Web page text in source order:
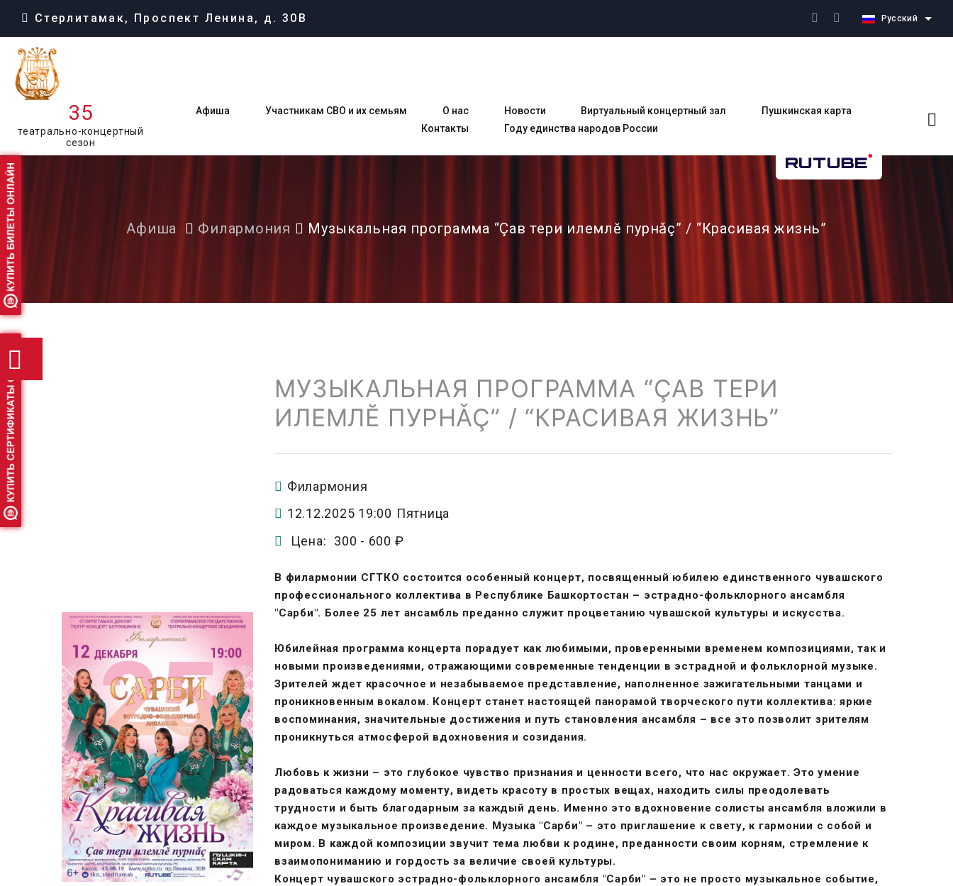
для
слабовидящих
Стерлитамак, Проспект Ленина, д. 30В Русский
35
театрально-концертный
сезон
Афиша Участникам СВО и их семьям О нас Новости Виртуальный концертный зал
Пушкинская карта
Контакты
Году единства народов России
Афиша Филармония Музыкальная программа “Çав тери илемлĕ пурнǎç” / “Красивая жизнь”
МУЗЫКАЛЬНАЯ ПРОГРАММА “ÇАВ ТЕРИ
ИЛЕМЛĔ ПУРНǍÇ” / “КРАСИВАЯ ЖИЗНЬ”
Филармония
12.12.2025 19:00 Пятница
Цена:
300 - 600 ₽
В филармонии СГТКО состоится особенный концерт, посвященный юбилею единственного чувашского
профессионального коллектива в Республике Башкортостан – эстрадно-фольклорного ансамбля
"Сарби". Более 25 лет ансамбль преданно служит процветанию чувашской культуры и искусства.
Юбилейная программа концерта порадует как любимыми, проверенными временем композициями, так и
новыми произведениями, отражающими современные тенденции в эстрадной и фольклорной музыке.
Зрителей ждет красочное и незабываемое представление, наполненное зажигательными танцами и
проникновенным вокалом. Концерт станет настоящей панорамой творческого пути коллектива: яркие
воспоминания, значительные достижения и путь становления ансамбля – все это позволит зрителям
проникнуться атмосферой вдохновения и созидания.
Любовь к жизни – это глубокое чувство признания и ценности всего, что нас окружает. Это умение
радоваться каждому моменту, видеть красоту в простых вещах, находить силы преодолевать
трудности и быть благодарным за каждый день. Именно это вдохновение солисты ансамбля вложили в
каждое музыкальное произведение. Музыка "Сарби" – это приглашение к свету, к гармонии с собой и
миром. В каждой композиции звучит тема любви к родине, преданности своим корням, стремление к
взаимопониманию и гордость за величие своей культуры.
Концерт чувашского эстрадно-фольклорного ансамбля "Сарби" – это не просто музыкальное событие,